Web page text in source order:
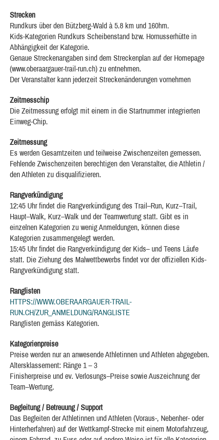
Strecken
Rundkurs über den Bützberg-Wald à 5.8 km und 160hm.
Kids-Kategorien Rundkurs Scheibenstand bzw. Hornusserhütte in
Abhängigkeit der Kategorie.
Genaue Streckenangaben sind dem Streckenplan auf der Homepage
(www.oberaargauer-trail-run.ch) zu entnehmen.
Der Veranstalter kann jederzeit Streckenänderungen vornehmen
Zeitmesschip
Die Zeitmessung erfolgt mit einem in die Startnummer integrierten
Einweg-Chip.
Zeitmessung
Es werden Gesamtzeiten und teilweise Zwischenzeiten gemessen.
Fehlende Zwischenzeiten berechtigen den Veranstalter, die Athletin /
den Athleten zu disqualifizieren.
Rangverkündigung
12:45 Uhr findet die Rangverkündigung des Trail–Run, Kurz–Trail,
Haupt–Walk, Kurz–Walk und der Teamwertung statt. Gibt es in
einzelnen Kategorien zu wenig Anmeldungen, können diese
Kategorien zusammengelegt werden.
15:45 Uhr findet die Rangverkündigung der Kids– und Teens Läufe
statt. Die Ziehung des Malwettbewerbs findet vor der offiziellen Kids-
Rangverkündigung statt.
Ranglisten
HTTPS://WWW.OBERAARGAUER-TRAIL-
RUN.CH/ZUR_ANMELDUNG/RANGLISTE
Ranglisten gemäss Kategorien.
Kategorienpreise
Preise werden nur an anwesende Athletinnen und Athleten abgegeben.
Altersklassement: Ränge 1 – 3
Finisherpreise und ev. Verlosungs–Preise sowie Auszeichnung der
Team–Wertung.
Begleitung / Betreuung / Support
Das Begleiten der Athletinnen und Athleten (Voraus-, Nebenher- oder
Hinterherfahren) auf der Wettkampf-Strecke mit einem Motorfahrzeug,